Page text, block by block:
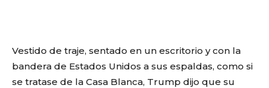
Vestido de traje, sentado en un escritorio y con la
bandera de Estados Unidos a sus espaldas, como si
se tratase de la Casa Blanca, Trump dijo que su